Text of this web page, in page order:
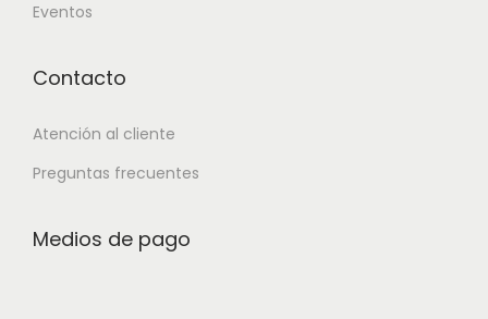
Eventos
Contacto
Atención al cliente
Preguntas frecuentes
Medios de pago